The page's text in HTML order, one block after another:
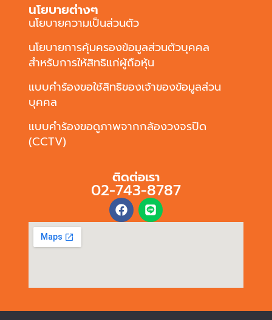
นโยบายต่างๆ
นโยบายความเป็นส่วนตัว
นโยบายการคุ้มครองข้อมูลส่วนตัวบุคคล
สำหรับการให้สิทธิแก่ผู้ถือหุ้น
แบบคำร้องขอใช้สิทธิของเจ้าของข้อมูลส่วน
บุคคล
แบบคำร้องขอดูภาพจากกล้องวงจรปิด
(CCTV)
ติดต่อเรา
02-743-8787